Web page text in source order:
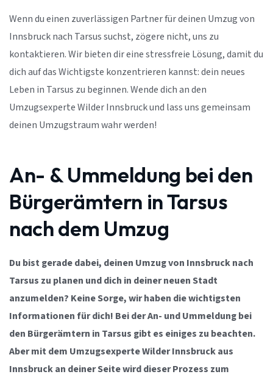
Wenn du einen zuverlässigen Partner für deinen Umzug von
Innsbruck nach Tarsus suchst, zögere nicht, uns zu
kontaktieren. Wir bieten dir eine stressfreie Lösung, damit du
dich auf das Wichtigste konzentrieren kannst: dein neues
Leben in Tarsus zu beginnen. Wende dich an den
Umzugsexperte Wilder Innsbruck und lass uns gemeinsam
deinen Umzugstraum wahr werden!
An- & Ummeldung bei den
Bürgerämtern in Tarsus
nach dem Umzug
Du bist gerade dabei, deinen Umzug von Innsbruck nach
Tarsus zu planen und dich in deiner neuen Stadt
anzumelden? Keine Sorge, wir haben die wichtigsten
Informationen für dich! Bei der An- und Ummeldung bei
den Bürgerämtern in Tarsus gibt es einiges zu beachten.
Aber mit dem Umzugsexperte Wilder Innsbruck aus
Innsbruck an deiner Seite wird dieser Prozess zum